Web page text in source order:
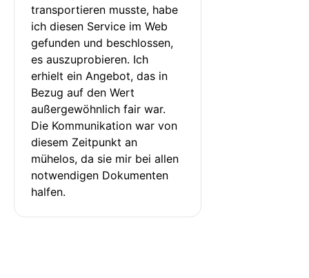
transportieren musste, habe
ich diesen Service im Web
gefunden und beschlossen,
es auszuprobieren. Ich
erhielt ein Angebot, das in
Bezug auf den Wert
außergewöhnlich fair war.
Die Kommunikation war von
diesem Zeitpunkt an
mühelos, da sie mir bei allen
notwendigen Dokumenten
halfen.